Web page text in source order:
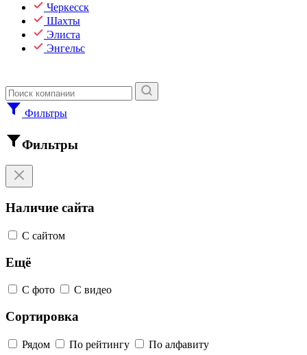
Черкесск
Шахты
Элиста
Энгельс
Фильтры
Фильтры
Наличие сайта
С сайтом
Ещё
С фото С видео
Сортировка
Рядом По рейтингу По алфавиту